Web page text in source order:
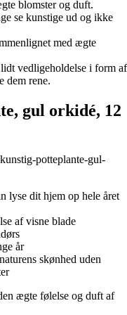
blomster og duft.
se kunstige ud og ikke
med ægte
vedligeholdelse i form af
dem rene.
gul orkidé, 12
potteplante-gul-
lyse dit hjem op hele året
af visne blade
år
skønhed uden
ægte følelse og duft af